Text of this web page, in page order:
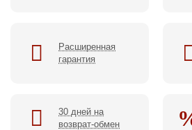
Расширенная
гарантия
30 дней на
возврат-обмен